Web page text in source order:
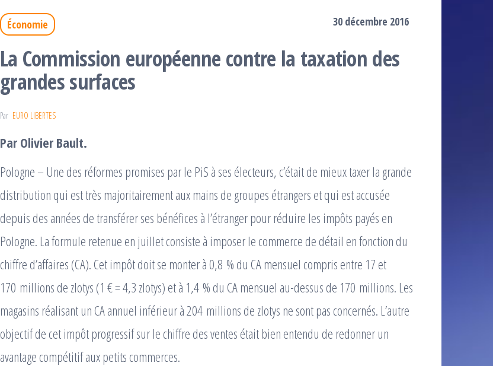
Économie 30 décembre 2016
La Commission européenne contre la taxation des
grandes surfaces
Par EURO LIBERTES
Par Olivier Bault.
Pologne – Une des réformes promises par le PiS à ses électeurs, c’était de mieux taxer la grande
distribution qui est très majoritairement aux mains de groupes étrangers et qui est accusée
depuis des années de transférer ses bénéfices à l’étranger pour réduire les impôts payés en
Pologne. La formule retenue en juillet consiste à imposer le commerce de détail en fonction du
chiffre d’affaires (CA). Cet impôt doit se monter à 0,8 % du CA mensuel compris entre 17 et
170 millions de zlotys (1 € = 4,3 zlotys) et à 1,4 % du CA mensuel au-dessus de 170 millions. Les
magasins réalisant un CA annuel inférieur à 204 millions de zlotys ne sont pas concernés. L’autre
objectif de cet impôt progressif sur le chiffre des ventes était bien entendu de redonner un
avantage compétitif aux petits commerces.